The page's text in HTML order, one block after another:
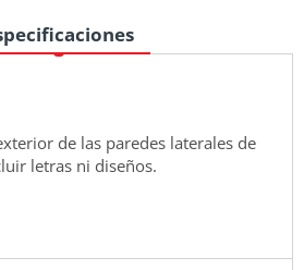
Medidas
de las paredes laterales de
letras ni diseños.